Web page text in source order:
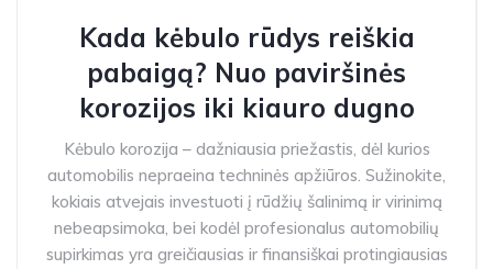
Kada kėbulo rūdys reiškia
pabaigą? Nuo paviršinės
korozijos iki kiauro dugno
Kėbulo korozija – dažniausia priežastis, dėl kurios
automobilis nepraeina techninės apžiūros. Sužinokite,
kokiais atvejais investuoti į rūdžių šalinimą ir virinimą
nebeapsimoka, bei kodėl profesionalus automobilių
supirkimas yra greičiausias ir finansiškai protingiausias